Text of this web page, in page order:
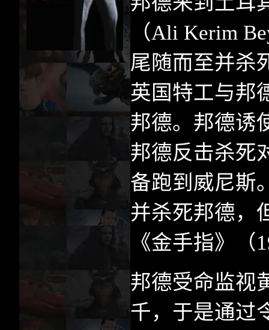
（Ali Kerim
尾随而至并杀
英国特工与邦
邦德。邦德诱
邦德反击杀死
备跑到威尼斯
并杀死邦德，
《金手指》（
邦德受命监视
千，于是通过